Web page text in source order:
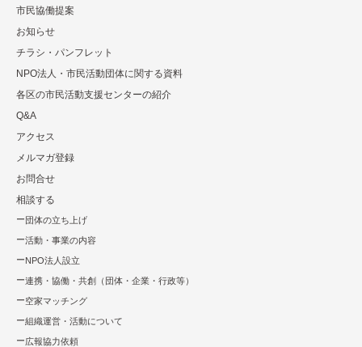
市⺠協働提案
お知らせ
チラシ・パンフレット
NPO法⼈・市⺠活動団体に関する資料
各区の市⺠活動⽀援センターの紹介
Q&A
アクセス
メルマガ登録
お問合せ
相談する
団体の立ち上げ
活動・事業の内容
NPO法⼈設⽴
連携・協働・共創（団体・企業・⾏政等）
空家マッチング
組織運営・活動について
広報協⼒依頼